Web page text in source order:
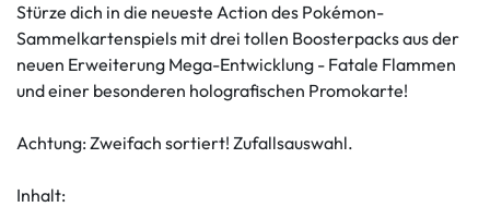
Stürze dich in die neueste Action des Pokémon-
Sammelkartenspiels mit drei tollen Boosterpacks aus der
neuen Erweiterung Mega-Entwicklung - Fatale Flammen
und einer besonderen holografischen Promokarte!
Achtung: Zweifach sortiert! Zufallsauswahl.
Inhalt: